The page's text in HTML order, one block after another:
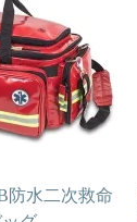
水二次救命